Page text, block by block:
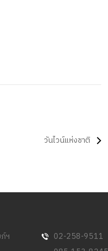
วันไวน์แห่งชาติ
ฯ
02-258-9511